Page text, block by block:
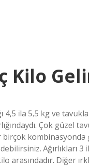
Kilo
ila 5,5 kg ve
Çok güzel
birçok
Ağırlıkları
Diğer